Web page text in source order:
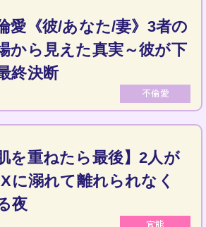
不倫愛
愛《彼/あなた/妻》3者の
から見えた真実～彼が下
終決断
官能
肌を重ねたら最後】2人が
に溺れて離れられなく
夜